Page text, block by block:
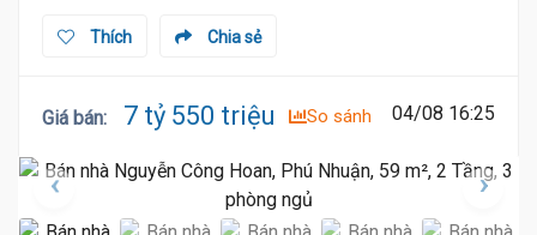
Chia sẻ
Thích
Giá bán: 7 tỷ 550 triệu So sánh 04/08 16:25